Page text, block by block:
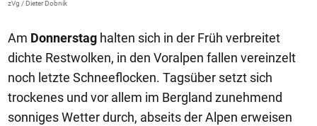
zVg / Dieter Dobnik
Am Donnerstag halten sich in der Früh verbreitet
dichte Restwolken, in den Voralpen fallen vereinzelt
noch letzte Schneeflocken. Tagsüber setzt sich
trockenes und vor allem im Bergland zunehmend
sonniges Wetter durch, abseits der Alpen erweisen